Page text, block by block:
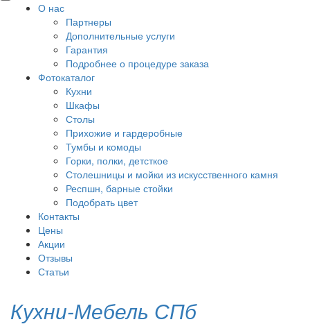
О нас
Партнеры
Дополнительные услуги
Гарантия
Подробнее о процедуре заказа
Фотокаталог
Кухни
Шкафы
Столы
Прихожие и гардеробные
Тумбы и комоды
Горки, полки, детсткое
Столешницы и мойки из искусственного камня
Респшн, барные стойки
Подобрать цвет
Контакты
Цены
Акции
Отзывы
Статьи
Кухни-Мебель СПб